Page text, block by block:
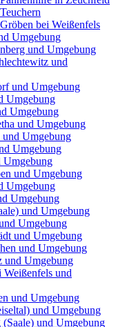
bei Weißenfels
Umgebung
und Umgebung
und
und Umgebung
Umgebung
Umgebung
und Umgebung
Umgebung
Umgebung
Umgebung
und Umgebung
Umgebung
Umgebung
und Umgebung
Umgebung
und Umgebung
und Umgebung
und Umgebung
und
und Umgebung
und Umgebung
und Umgebung